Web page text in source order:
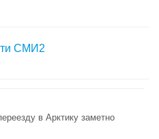
СМИ2
в Арктику заметно